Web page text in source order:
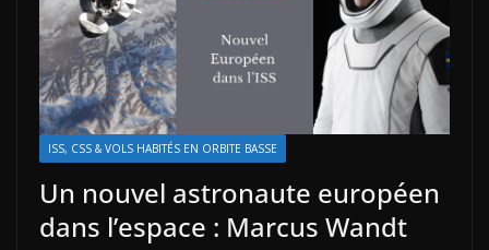
ISS, CSS & VOLS HABITÉS EN ORBITE BASSE
Un nouvel astronaute européen
dans l’espace : Marcus Wandt